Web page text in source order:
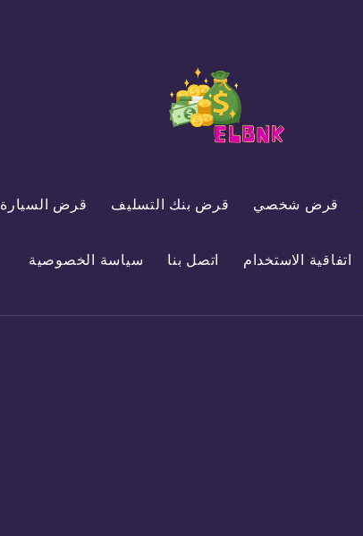
قرض شخصي قرض بنك التسليف قرض السيارة
اتفاقية الاستخدام اتصل بنا سياسة الخصوصية